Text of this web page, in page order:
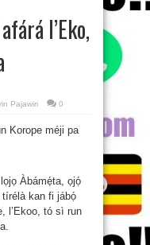
l’Eko,
Pajawiri 0
Korope méji pa
Àbámẹ́ta, ọjọ́
tírélà kan fi jábọ́
l’Ekoo, tó sì run